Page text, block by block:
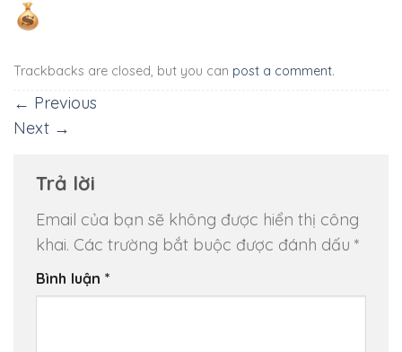
Trackbacks are closed, but you can post a comment.
← Previous
Next →
Trả lời
Email của bạn sẽ không được hiển thị công
khai. Các trường bắt buộc được đánh dấu *
Bình luận *